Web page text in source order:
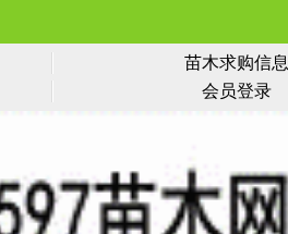
苗木求购信息
会员登录